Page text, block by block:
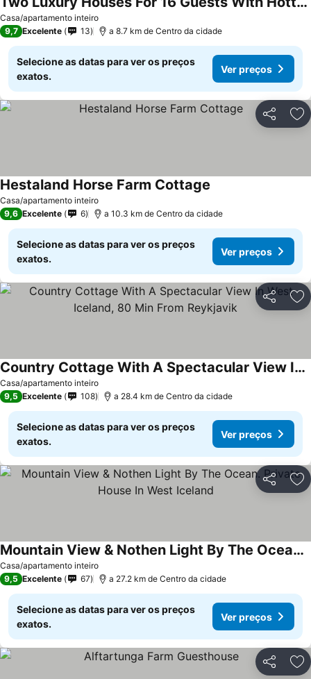
Casa/apartamento inteiro
Ver preços
9,7 Excelente 13 a 8.7 km de Centro da cidade
Selecione as datas para ver os preços
exatos.
Ver preços
Partilhar
Casa/apartamento inteiro
Hestaland Horse Farm Cottage
9,6 Excelente 6 a 10.3 km de Centro da cidade
Selecione as datas para ver os preços
exatos.
Ver preços
Partilhar
Casa/apartamento inteiro
Country Cottage With A Spectacular View In West Iceland, 80 Min From Reykjavik
Ver preços
9,5 Excelente 108 a 28.4 km de Centro da cidade
Selecione as datas para ver os preços
exatos.
Ver preços
Partilhar
Casa/apartamento inteiro
Mountain View & Nothen Light By The Ocean. Private House In West Iceland
Ver preços
9,5 Excelente 67 a 27.2 km de Centro da cidade
Selecione as datas para ver os preços
exatos.
Ver preços
Partilhar